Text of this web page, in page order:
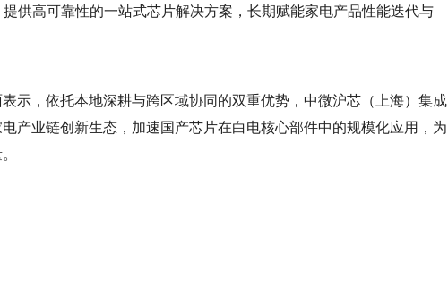
供高可靠性的一站式芯片解决方案，长期赋能家电产品性能迭代与
示，依托本地深耕与跨区域协同的双重优势，中微沪芯（上海）集成
产业链创新生态，加速国产芯片在白电核心部件中的规模化应用，为